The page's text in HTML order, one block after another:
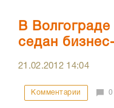
В
седан
21.02.2012 14:04
Комментарии 0